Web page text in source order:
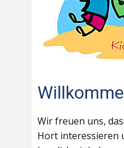
Wir freuen uns,
Hort interessieren